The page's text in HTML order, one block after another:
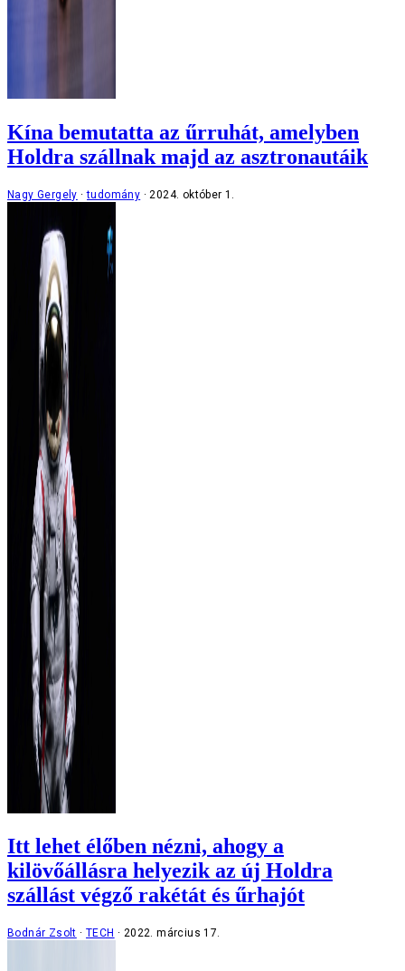
Kína bemutatta az űrruhát, amelyben
Holdra szállnak majd az asztronautáik
Nagy Gergely tudomány 2024. október 1.
Itt lehet élőben nézni, ahogy a
kilövőállásra helyezik az új Holdra
szállást végző rakétát és űrhajót
Bodnár Zsolt TECH 2022. március 17.